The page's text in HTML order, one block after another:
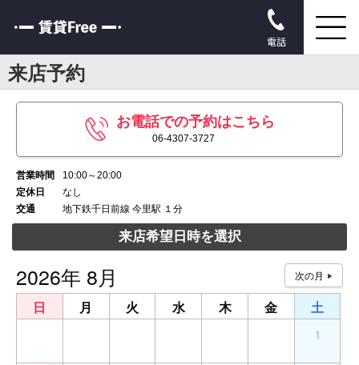
電話
来店予約
お電話での予約はこちら
06-4307-3727
営業時間
10:00～20:00
定休日
なし
交通
地下鉄千日前線 今里駅 １分
来店希望日時を選択
2026年 8月
日 月 火 水 木 金
土
1